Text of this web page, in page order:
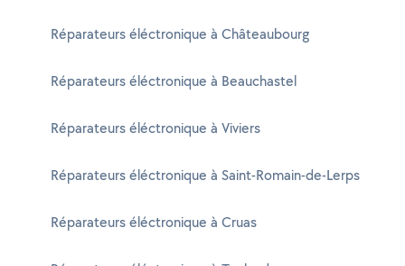
Réparateurs éléctronique à Châteaubourg
Réparateurs éléctronique à Beauchastel
Réparateurs éléctronique à Viviers
Réparateurs éléctronique à Saint-Romain-de-Lerps
Réparateurs éléctronique à Cruas